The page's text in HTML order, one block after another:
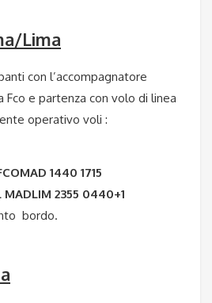
Lima
con l’accompagnatore
Fco e partenza con volo di linea
operativo voli :
1440 1715
2355 0440+1
bordo.